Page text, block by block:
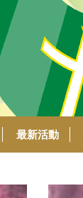
最新活動